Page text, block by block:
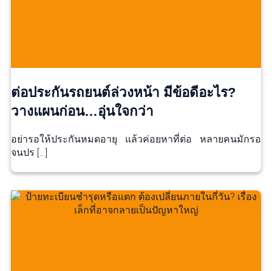
ต่อประกันรถยนต์ล่วงหน้า มีข้อดีอะไร?
วางแผนก่อน…อุ่นใจกว่า
อย่ารอให้ประกันหมดอายุ แล้วค่อยหาที่ต่อ หลายคนมักรอ
จนปร […]